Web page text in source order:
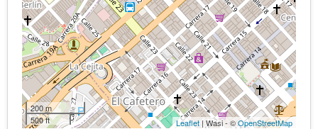
200 m
500 ft
Leaflet | Wasi - ©OpenStreetMap